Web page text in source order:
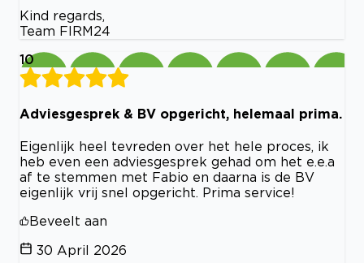
Kind regards,
Team FIRM24
10
Adviesgesprek & BV opgericht, helemaal prima.
Eigenlijk heel tevreden over het hele proces, ik
heb even een adviesgesprek gehad om het e.e.a
af te stemmen met Fabio en daarna is de BV
eigenlijk vrij snel opgericht. Prima service!
Beveelt aan
30 April 2026